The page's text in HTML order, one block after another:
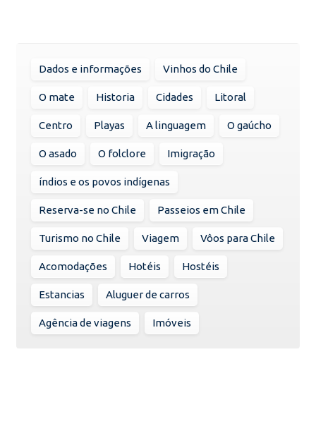
Dados e informações Vinhos do Chile
O mate Historia Cidades Litoral
Centro Playas A linguagem O gaúcho
O asado O folclore Imigração
índios e os povos indígenas
Reserva-se no Chile Passeios em Chile
Turismo no Chile Viagem Vôos para Chile
Acomodações Hotéis Hostéis
Estancias Aluguer de carros
Agência de viagens Imóveis